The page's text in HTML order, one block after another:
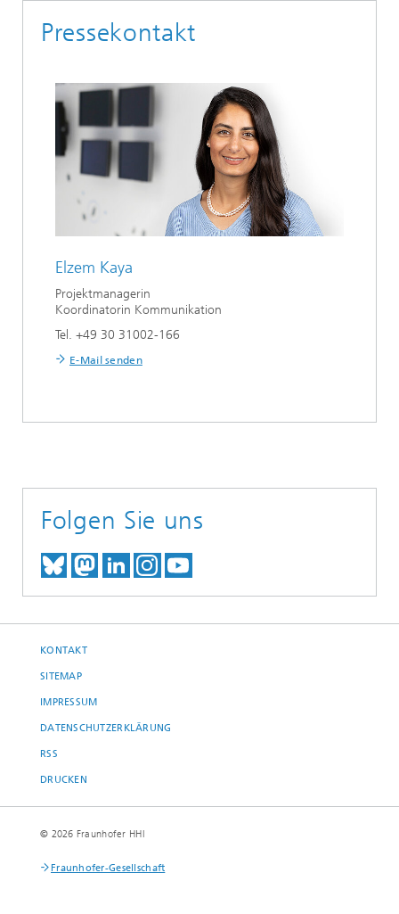
Pressekontakt
Elzem Kaya
Projektmanagerin
Koordinatorin Kommunikation
Tel. +49 30 31002-166
E-Mail senden
Folgen Sie uns
TREFFEN SIE UNS AUF BLUESKY
TREFFEN SIE UNS AUF
TREFFEN SIE UNS BEI
BESUCHEN SIE UNSER
UNSER VIDEO-
KONTAKT
SITEMAP
IMPRESSUM
DATENSCHUTZERKLÄRUNG
RSS
DRUCKEN
© 2026 Fraunhofer HHI
Fraunhofer-Gesellschaft